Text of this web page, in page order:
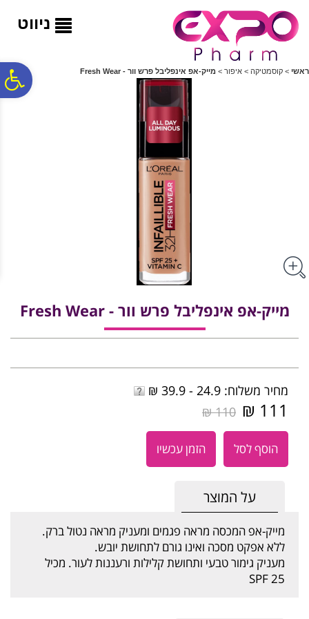
ניווט
ראשי > קוסמטיקה > איפור > מייק-אפ אינפליבל פרש וור - Fresh Wear
מייק-אפ אינפליבל פרש וור - Fresh Wear
מחיר משלוח: 24.9 - 39.9 ₪
111 ₪
110 ₪
הוסף לסל הזמן עכשיו
על המוצר
מייק-אפ המכסה מראה פגמים ומעניק מראה נטול ברק.
ללא אפקט מסכה ואינו גורם לתחושת יובש.
מעניק גימור טבעי ותחושת קלילות ורעננות לעור. מכיל
SPF 25